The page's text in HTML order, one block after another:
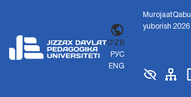
O'ZB
РУС
ENG
Murojaat
yuborish
Qabul
2026